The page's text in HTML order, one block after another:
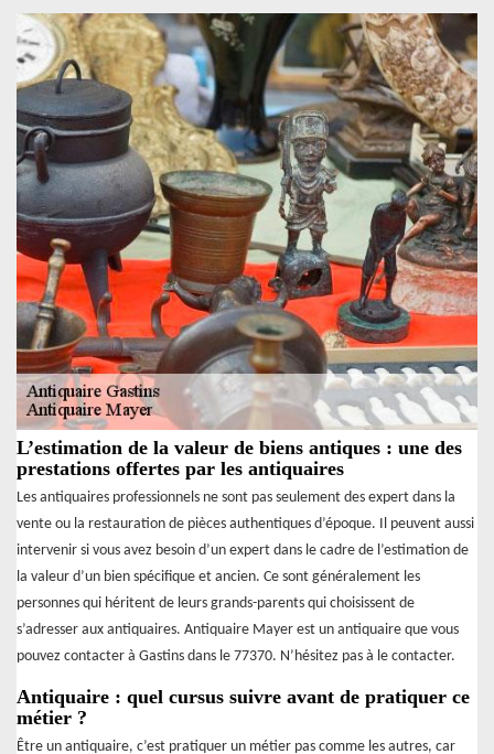
L’estimation de la valeur de biens antiques : une des
prestations offertes par les antiquaires
Les antiquaires professionnels ne sont pas seulement des expert dans la
vente ou la restauration de pièces authentiques d’époque. Il peuvent aussi
intervenir si vous avez besoin d’un expert dans le cadre de l’estimation de
la valeur d’un bien spécifique et ancien. Ce sont généralement les
personnes qui héritent de leurs grands-parents qui choisissent de
s’adresser aux antiquaires. Antiquaire Mayer est un antiquaire que vous
pouvez contacter à Gastins dans le 77370. N’hésitez pas à le contacter.
Antiquaire : quel cursus suivre avant de pratiquer ce
métier ?
Être un antiquaire, c’est pratiquer un métier pas comme les autres, car